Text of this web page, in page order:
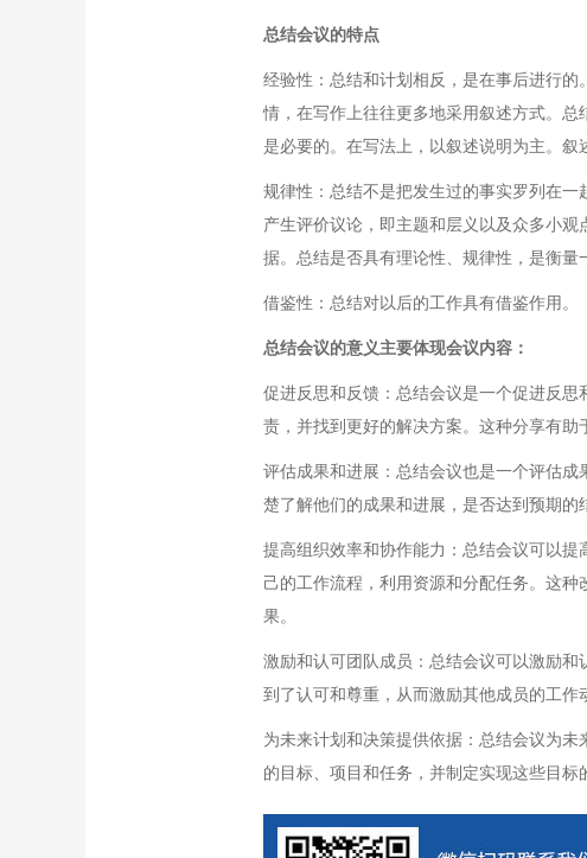
总结会议的特点
经验性：总结和计划相反，是在事后进行
情，在写作上往往更多地采用叙述方式。
是必要的。在写法上，以叙述说明为主。叙
规律性：总结不是把发生过的事实罗列在
产生评价议论，即主题和层义以及众多小
据。总结是否具有理论性、规律性，是衡量
借鉴性：总结对以后的工作具有借鉴作用。
总结会议的意义主要体现会议内容：
促进反思和反馈：总结会议是一个促进反
责，并找到更好的解决方案。这种分享有助
评估成果和进展：总结会议也是一个评估
楚了解他们的成果和进展，是否达到预期的
提高组织效率和协作能力：总结会议可以
己的工作流程，利用资源和分配任务。这
果。
激励和认可团队成员：总结会议可以激励
到了认可和尊重，从而激励其他成员的工作
为未来计划和决策提供依据：总结会议为
的目标、项目和任务，并制定实现这些目标